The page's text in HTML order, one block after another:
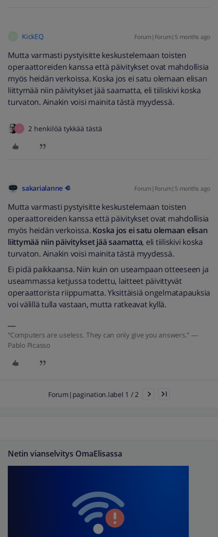
KickEQ Forum|Forum|5 months ago
Mutta varmasti pystyisitte keskustelemaan toisten
operaattoreiden kanssa että päivitykset ovat mahdollisia
myös heidän verkoissa. Koska jos ei satu olemaan elisan
liittymää niin päivitykset jää saamatta, eli tiiliskivi koska
turvaton. Ainakin voisi mainita tästä myydessä.
I 2 henkilöä tykkää tästä
sakarialanne Forum|Forum|5 months ago
Mutta varmasti pystyisitte keskustelemaan toisten
operaattoreiden kanssa että päivitykset ovat mahdollisia
myös heidän verkoissa. Koska jos ei satu olemaan elisan
liittymää niin päivitykset jää saamatta, eli tiiliskivi koska
turvaton. Ainakin voisi mainita tästä myydessä.
Ei pidä paikkaansa. Niin kuin on useampaan otteeseen ja
useammassa ketjussa todettu, laitteet päivittyvät
operaattorista riippumatta. Yksittäisiä ongelmatapauksia
voi välillä tulla vastaan, mutta ratkeavat kyllä.
“Computers are useless. They can only give you answers.” ―
Pablo Picasso
Forum|pagination.label 1 / 2
Netin vianselvitys OmaElisassa